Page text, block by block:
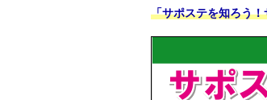
「サポステを知ろう